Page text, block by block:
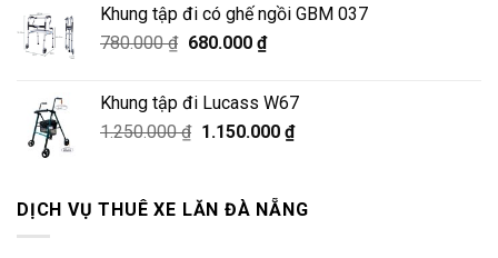
15.000.000 ₫.là:
Khung tập đi có ghế ngồi GBM 037
780.000₫ Giá
780.000 ₫.
680.000 ₫Giá
là:
680.000 ₫.
Khung tập đi Lucass W67
1.250.000₫ Giá
1.250.000 ₫.
1.150.000 ₫Giá
là:
DỊCH VỤ THUÊ XE LĂN ĐÀ NẴNG